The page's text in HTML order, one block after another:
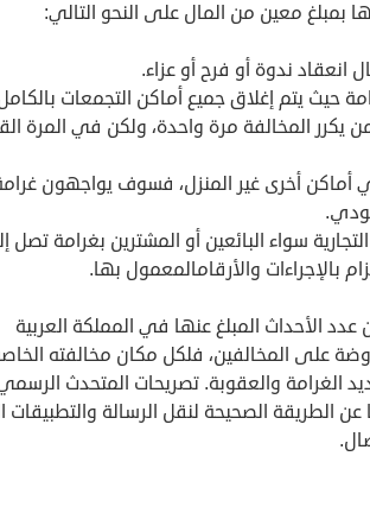
بمبلغ معين من المال على النحو التالي:
حيث يتم إغلاق جميع أماكن التجمعات
مبلغ 5000 ريال لمن يكرر المخالفة مرة واحدة، ولكن في المرة
أماكن أخرى غير المنزل، فسوف يواجهون
سواء البائعين أو المشترين بغرامة تصل
عدد الأحداث المبلغ عنها في المملكة العربية
على المخالفين، فلكل مكان مخالفته
الغرامة والعقوبة. تصريحات المتحدث
عن الطريقة الصحيحة لنقل الرسالة والتطبيقات